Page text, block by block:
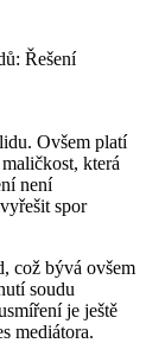
Řešení
Ovšem platí
která
není
spor
což bývá ovšem
soudu
je ještě
mediátora.